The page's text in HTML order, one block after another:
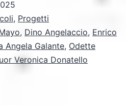
turismo
accessibile
lungo
, Progetti
, Dino Angelaccio, Enrico
Angela Galante, Odette
Veronica Donatello